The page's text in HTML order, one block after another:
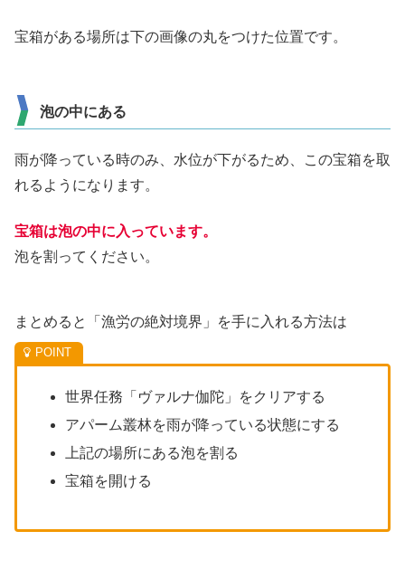
宝箱がある場所は下の画像の丸をつけた位置です。
泡の中にある
雨が降っている時のみ、水位が下がるため、この宝箱を取
れるようになります。
宝箱は泡の中に入っています。
泡を割ってください。
まとめると「漁労の絶対境界」を手に入れる方法は
世界任務「ヴァルナ伽陀」をクリアする
アパーム叢林を雨が降っている状態にする
上記の場所にある泡を割る
宝箱を開ける